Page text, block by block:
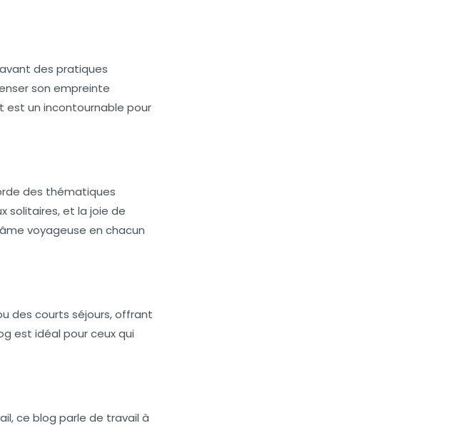
des pratiques
son empreinte
est un incontournable pour
des thématiques
solitaires, et la joie de
voyageuse en chacun
des courts séjours, offrant
est idéal pour ceux qui
ce blog parle de travail à